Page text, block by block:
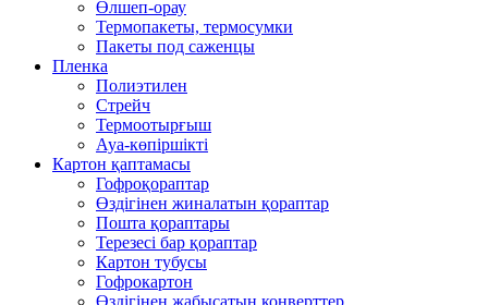
Өлшеп-орау
Термопакеты, термосумки
Пакеты под саженцы
Пленка
Полиэтилен
Стрейч
Термоотырғыш
Ауа-көпіршікті
Картон қаптамасы
Гофроқораптар
Өздігінен жиналатын қораптар
Пошта қораптары
Терезесі бар қораптар
Картон тубусы
Гофрокартон